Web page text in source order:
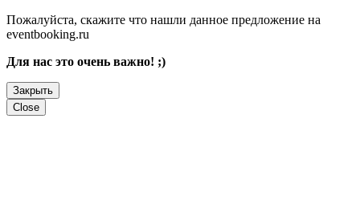
Пожалуйста, скажите что нашли данное предложение на
eventbooking.ru
Для нас это очень важно! ;)
Закрыть
Close